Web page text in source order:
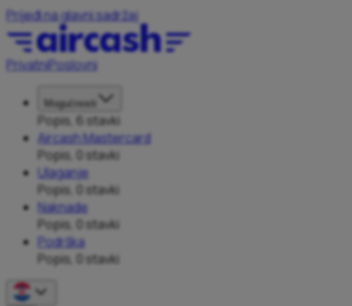
Prijeđi na glavni sadržaj
PrivatniPoslovni
Mogućnosti
Popis, 6 stavki
Aircash Mastercard
Popis, 0 stavki
Ulaganje
Popis, 0 stavki
Naknade
Popis, 0 stavki
Podrška
Popis, 0 stavki